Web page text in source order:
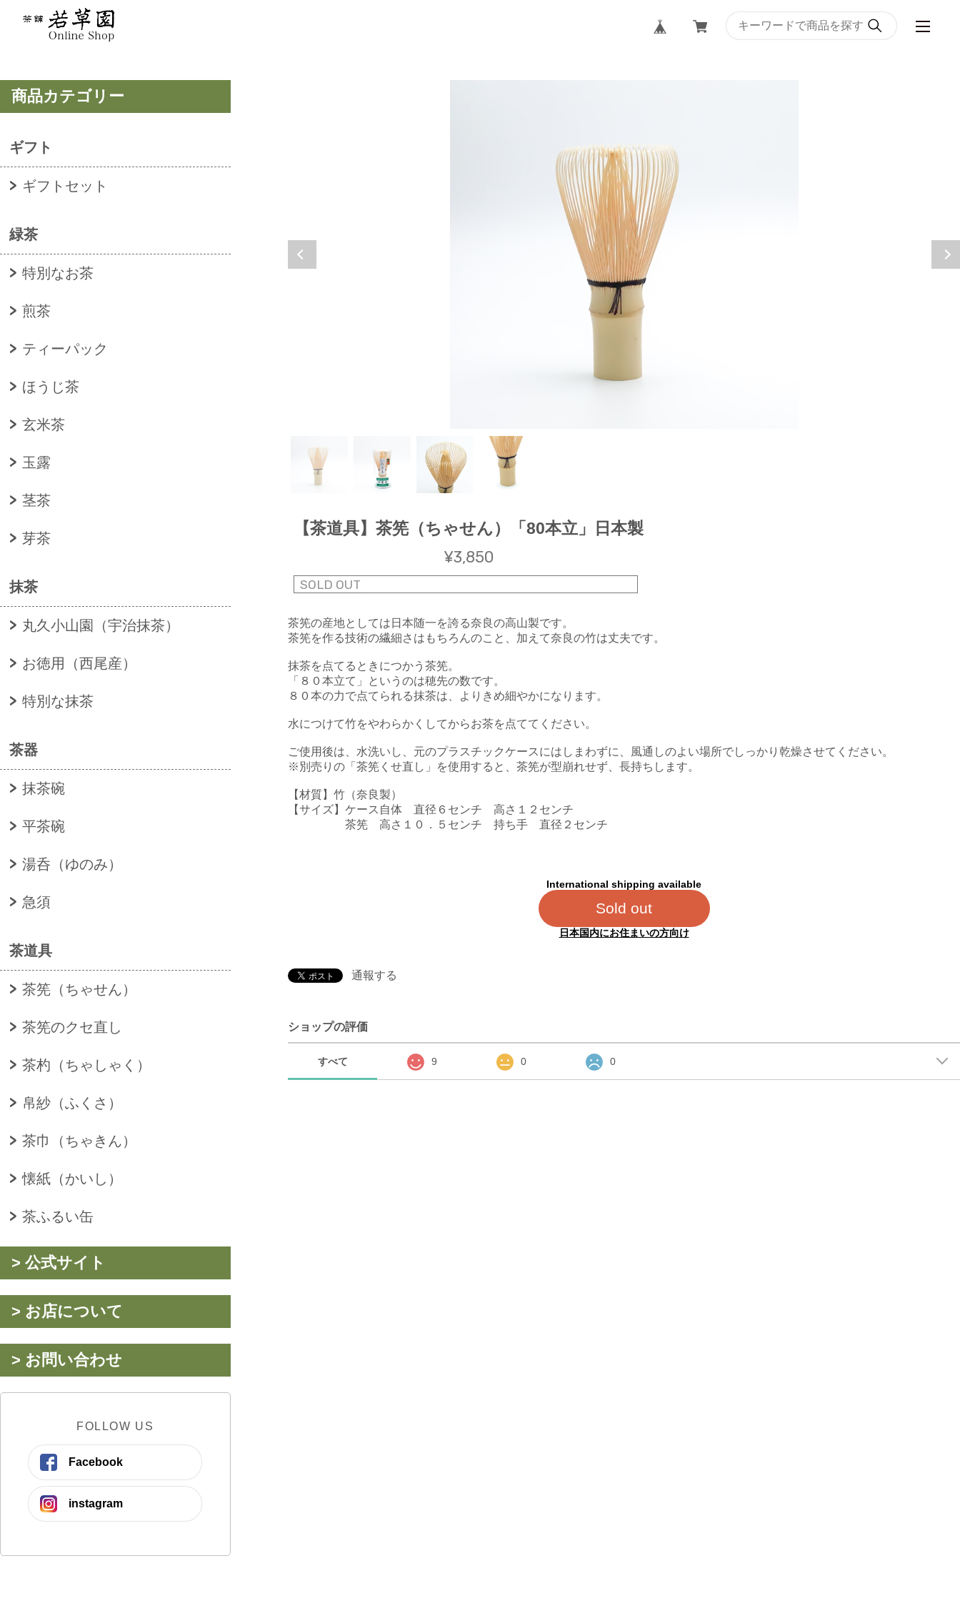
商品カテゴリー
ギフト
ギフトセット
緑茶
特別なお茶
煎茶
ティーパック
ほうじ茶
玄米茶
玉露
茎茶
芽茶
抹茶
丸久小山園（宇治抹茶）
お徳用（西尾産）
特別な抹茶
茶器
抹茶碗
平茶碗
湯呑（ゆのみ）
急須
茶道具
茶筅（ちゃせん）
茶筅のクセ直し
茶杓（ちゃしゃく）
帛紗（ふくさ）
茶巾（ちゃきん）
懐紙（かいし）
茶ふるい缶
> 公式サイト
> お店について
> お問い合わせ
FOLLOW US
Facebook
instagram
【茶道具】茶筅（ちゃせん）「80本立」日本製
¥3,850
SOLD OUT
茶筅の産地としては日本随一を誇る奈良の高山製です。
茶筅を作る技術の繊細さはもちろんのこと、加えて奈良の竹は丈夫です。
抹茶を点てるときにつかう茶筅。
「８０本立て」というのは穂先の数です。
８０本の力で点てられる抹茶は、よりきめ細やかになります。
水につけて竹をやわらかくしてからお茶を点ててください。
ご使用後は、水洗いし、元のプラスチックケースにはしまわずに、風通しのよい場所でしっかり乾燥させてください。
※別売りの「茶筅くせ直し」を使用すると、茶筅が型崩れせず、長持ちします。
【材質】竹（奈良製）
【サイズ】ケース自体 直径６センチ 高さ１２センチ
茶筅 高さ１０．５センチ 持ち手 直径２センチ
International shipping available
Sold out
日本国内にお住まいの方向け
通報する
ショップの評価
すべて 9 0 0